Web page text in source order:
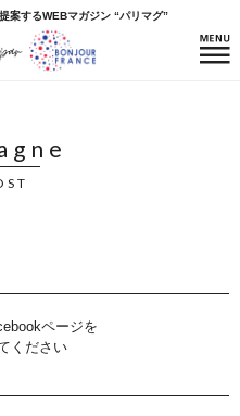
案するWEBマガジン “パリマグ”
ページを
ください